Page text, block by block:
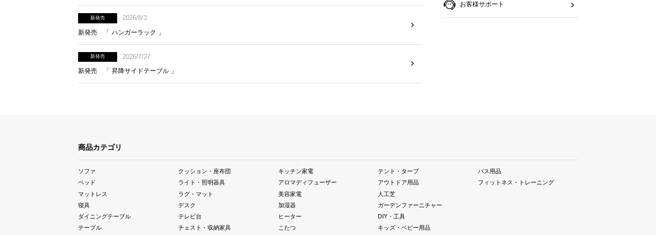
新発売
2026/8/3
新発売 「 ハンガーラック 」
新発売
2026/7/27
新発売 「 昇降サイドテーブル 」
お客様サポート
商品カテゴリ
ソファ
ベッド
マットレス
寝具
ダイニングテーブル
テーブル
クッション・座布団
ライト・照明器具
ラグ・マット
デスク
テレビ台
チェスト・収納家具
キッチン家電
アロマディフューザー
美容家電
加湿器
ヒーター
こたつ
テント・タープ
アウトドア用品
人工芝
ガーデンファーニチャー
DIY・工具
キッズ・ベビー用品
バス用品
フィットネス・トレーニング